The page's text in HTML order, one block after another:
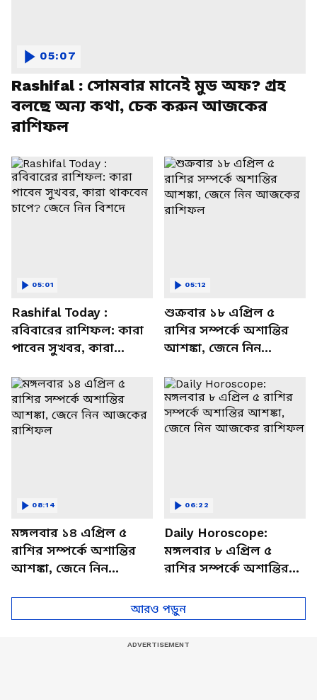
Rashifal : সোমবার মানেই মুড অফ? গ্রহ
বলছে অন্য কথা, চেক করুন আজকের
রাশিফল
05:07
Rashifal Today :
রবিবারের রাশিফল: কারা
পাবেন সুখবর, কারা
বিশদে
05:01
শুক্রবার ১৮ এপ্রিল ৫
রাশির সম্পর্কে অশান্তির
আশঙ্কা, জেনে নিন
05:12
মঙ্গলবার ১৪ এপ্রিল ৫
রাশির সম্পর্কে অশান্তির
আশঙ্কা, জেনে নিন
08:14
Daily Horoscope:
মঙ্গলবার ৮ এপ্রিল ৫
রাশির সম্পর্কে অশান্তির
আজকের রাশিফল
06:22
আরও পড়ুন